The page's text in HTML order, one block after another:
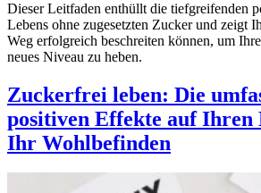
Dieser Leitfaden enthüllt die tiefgreifenden
Lebens ohne zugesetzten Zucker und zeigt
Weg erfolgreich beschreiten können, um
neues Niveau zu heben.
Zuckerfrei leben: Die
positiven Effekte auf
Ihr Wohlbefinden